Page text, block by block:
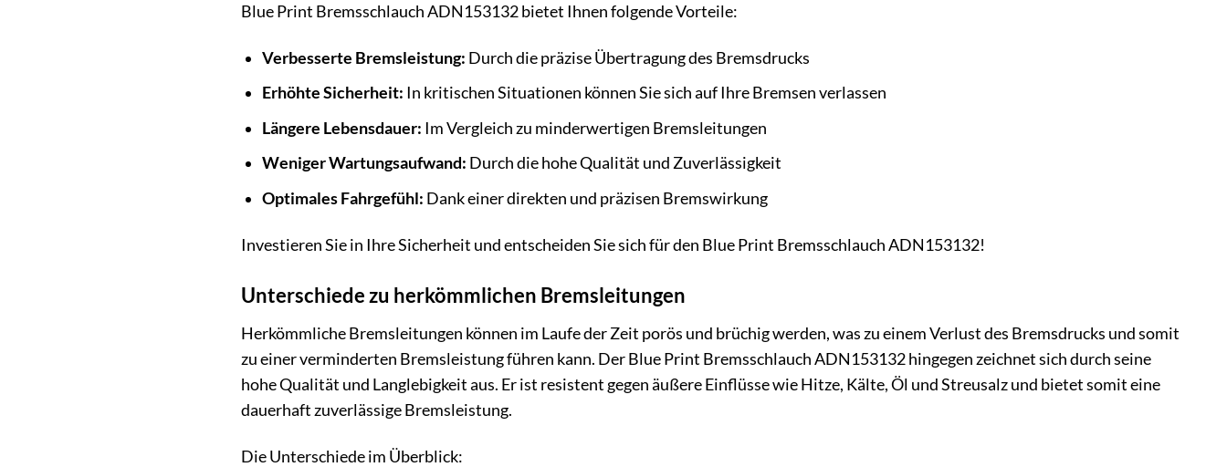
Blue Print Bremsschlauch ADN153132 bietet Ihnen folgende Vorteile:
Verbesserte Bremsleistung: Durch die präzise Übertragung des Bremsdrucks
Erhöhte Sicherheit: In kritischen Situationen können Sie sich auf Ihre Bremsen verlassen
Längere Lebensdauer: Im Vergleich zu minderwertigen Bremsleitungen
Weniger Wartungsaufwand: Durch die hohe Qualität und Zuverlässigkeit
Optimales Fahrgefühl: Dank einer direkten und präzisen Bremswirkung
Investieren Sie in Ihre Sicherheit und entscheiden Sie sich für den Blue Print Bremsschlauch ADN153132!
Unterschiede zu herkömmlichen Bremsleitungen
Herkömmliche Bremsleitungen können im Laufe der Zeit porös und brüchig werden, was zu einem Verlust des Bremsdrucks und somit
zu einer verminderten Bremsleistung führen kann. Der Blue Print Bremsschlauch ADN153132 hingegen zeichnet sich durch seine
hohe Qualität und Langlebigkeit aus. Er ist resistent gegen äußere Einflüsse wie Hitze, Kälte, Öl und Streusalz und bietet somit eine
dauerhaft zuverlässige Bremsleistung.
Die Unterschiede im Überblick: